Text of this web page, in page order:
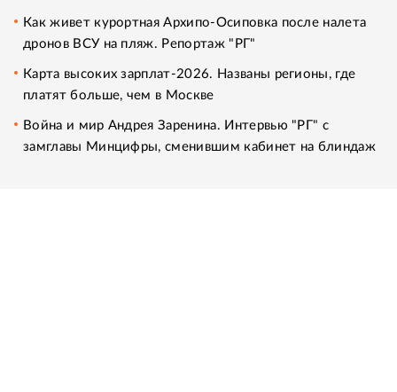
Как живет курортная Архипо-Осиповка после налета
дронов ВСУ на пляж. Репортаж "РГ"
Карта высоких зарплат-2026. Названы регионы, где
платят больше, чем в Москве
Война и мир Андрея Заренина. Интервью "РГ" с
замглавы Минцифры, сменившим кабинет на блиндаж